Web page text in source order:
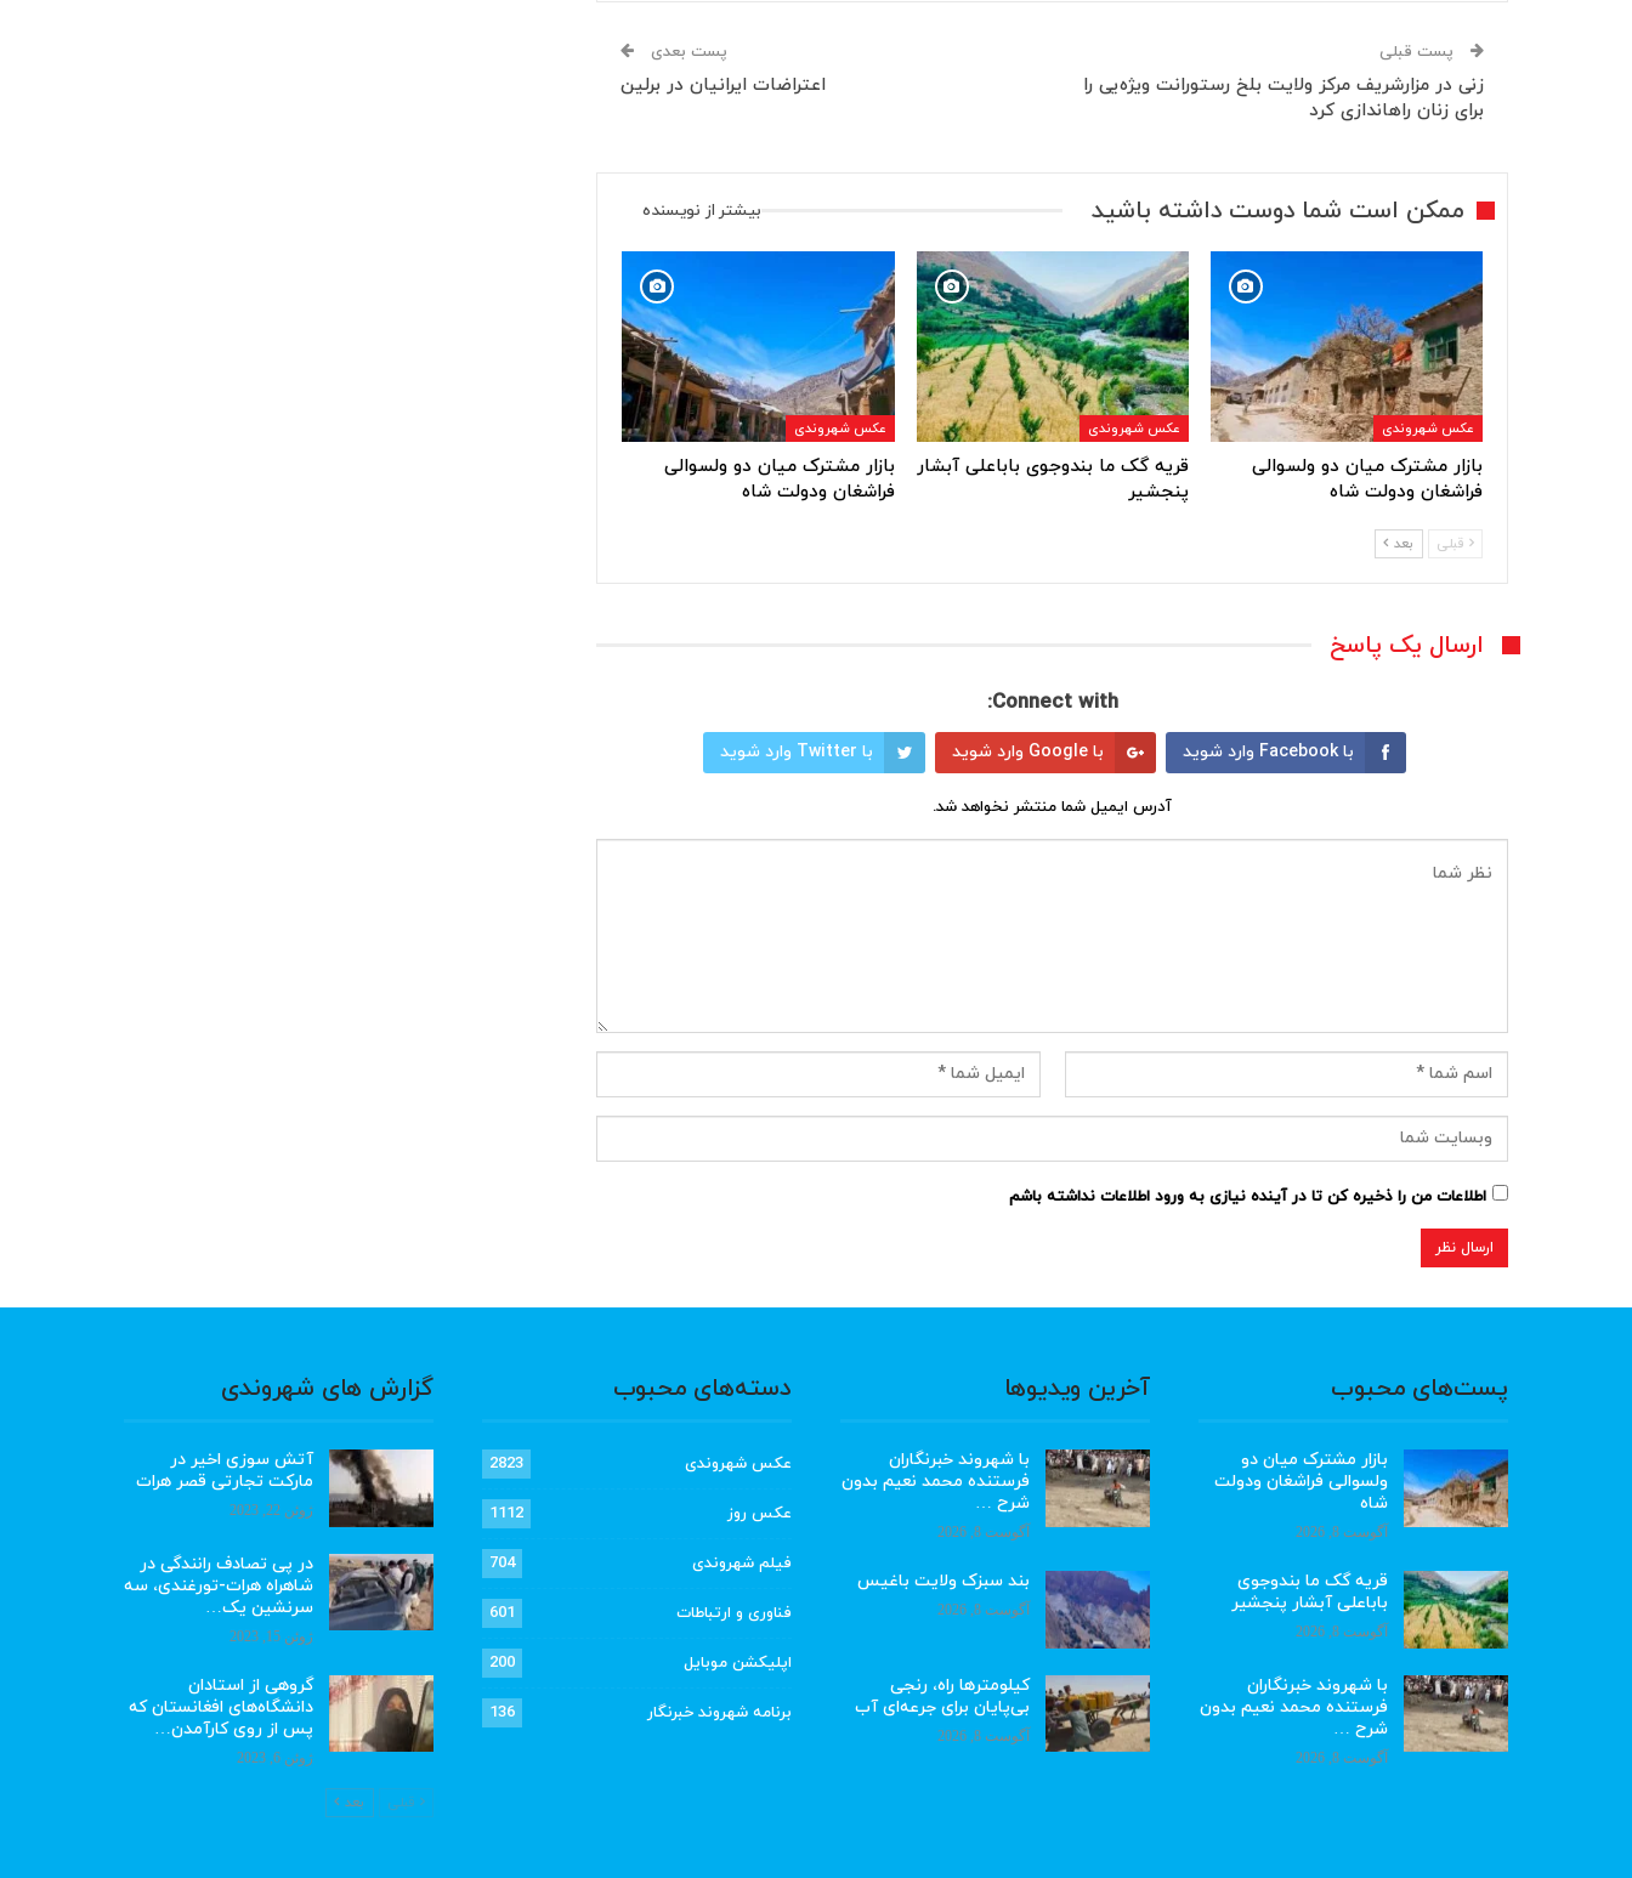
پست قبلی
زنی در مزارشریف مرکز ولایت بلخ رستورانت ویژه‌یی را
برای زنان راه‎اندازی کرد
پست بعدی
اعتراضات ایرانیان در برلین
ممکن است شما دوست داشته باشید بیشتر از نویسنده
عکس شهروندی
بازار مشترک میان دو ولسوالی
فراشغان ودولت شاه
عکس شهروندی
قریه گک ما بندوجوی باباعلی آبشار
پنجشیر
عکس شهروندی
بازار مشترک میان دو ولسوالی
فراشغان ودولت شاه
قبلی بعد
ارسال یک پاسخ
Connect with:
با Facebook وارد شوید با Google وارد شوید با Twitter وارد شوید
آدرس ایمیل شما منتشر نخواهد شد.
اطلاعات من را ذخیره کن تا در آینده نیازی به ورود اطلاعات نداشته باشم
پست‌های محبوب
بازار مشترک میان دو
ولسوالی فراشغان ودولت
شاه
آگوست 8, 2026
قریه گک ما بندوجوی
باباعلی آبشار پنجشیر
آگوست 8, 2026
با شهروند خبرنگاران
فرستنده محمد نعیم بدون
شرح …
آگوست 8, 2026
آخرین ویدیوها
با شهروند خبرنگاران
فرستنده محمد نعیم بدون
شرح …
آگوست 8, 2026
بند سبزک ولایت باغیس
آگوست 8, 2026
کیلومترها راه، رنجی
بی‌پایان برای جرعه‌ای آب
آگوست 8, 2026
دسته‌های محبوب
عکس شهروندی 2823
عکس روز 1112
فیلم شهروندی 704
فناوری و ارتباطات 601
اپلیکشن موبایل 200
برنامه شهروند خبرنگار 136
گزارش های شهروندی
آتش سوزی اخیر در
مارکت تجارتی قصر هرات
ژوئن 22, 2023
در پی تصادف رانندگی در
شاهراه هرات-تورغندی، سه
سرنشین یک…
ژوئن 15, 2023
گروهی از استادان
دانشگاه‌های افغانستان که
پس از روی کارآمدن…
ژوئن 6, 2023
قبلی بعد